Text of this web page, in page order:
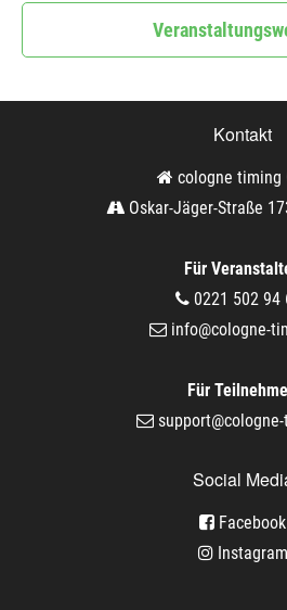
Kontakt
cologne timing
Oskar-Jäger-Straße
Für
0221 502 94
info@cologne-
Für
Social
Facebook
Instagram